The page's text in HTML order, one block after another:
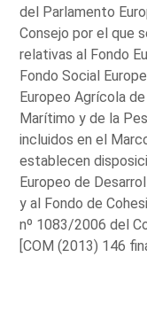
del Parlamento
Consejo por el que
relativas al Fondo
Fondo Social
Europeo Agrícola
Marítimo y de la
incluidos en el
establecen
Europeo de
y al Fondo de
nº 1083/2006 del
[COM (2013) 146